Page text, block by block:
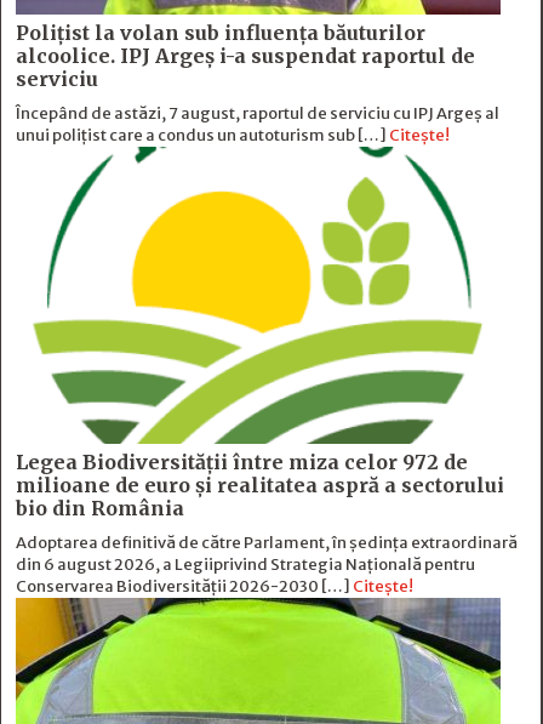
Polițist la volan sub influența băuturilor
alcoolice. IPJ Argeș i-a suspendat raportul de
serviciu
Începând de astăzi, 7 august, raportul de serviciu cu IPJ Argeș al
unui polițist care a condus un autoturism sub […] Citește!
Legea Biodiversității între miza celor 972 de
milioane de euro și realitatea aspră a sectorului
bio din România
Adoptarea definitivă de către Parlament, în ședința extraordinară
din 6 august 2026, a Legiiprivind Strategia Națională pentru
Conservarea Biodiversității 2026-2030 […] Citește!